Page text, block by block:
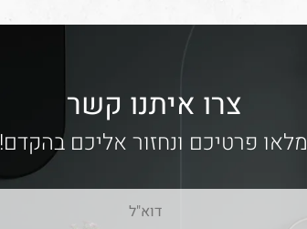
צרו איתנו קשר
מלאו פרטיכם ונחזור אליכם בהקדם!